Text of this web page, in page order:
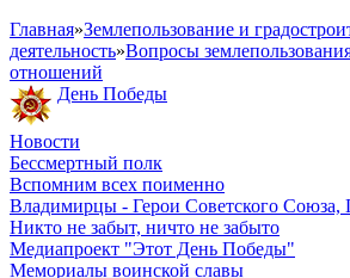
Главная»Землепользование и
деятельность»Вопросы
отношений
День Победы
Новости
Бессмертный полк
Вспомним всех поименно
Владимирцы - Герои Советского Союза,
Никто не забыт, ничто не забыто
Медиапроект "Этот День Победы"
Мемориалы воинской славы